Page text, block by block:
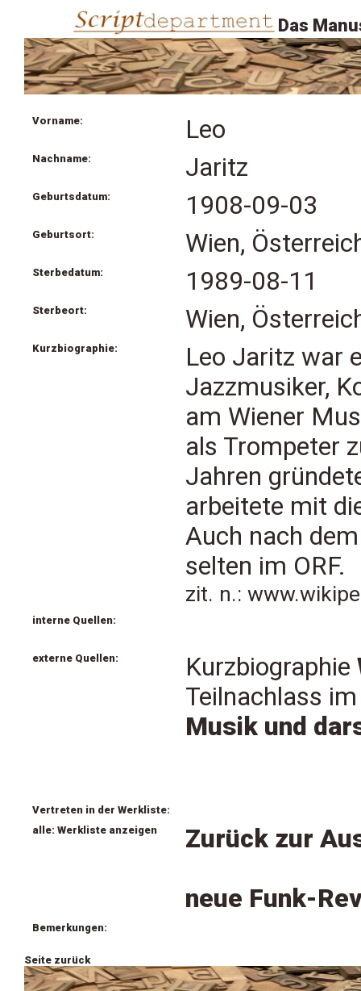
Das
Vorname: Leo
Nachname: Jaritz
Geburtsdatum: 1908-09-03
Geburtsort: Wien,
Sterbedatum: 1989-08-11
Sterbeort: Wien,
Kurzbiographie:
Leo Jaritz war
Jazzmusiker,
am Wiener
als Trompeter
Jahren
arbeitete mit
Auch nach
selten im ORF.
zit. n.:
interne Quellen:
externe Quellen: Kurzbiographie
Teilnachlass
Musik und
Vertreten in der Werkliste:
alle: Werkliste anzeigen
Zurück zur
neue Funk-
Bemerkungen:
Seite zurück